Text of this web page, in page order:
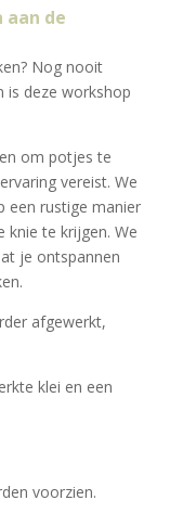
de
Nog nooit
is deze workshop
om potjes te
vereist. We
een rustige manier
knie te krijgen. We
je ontspannen
afgewerkt,
klei en een
voorzien.